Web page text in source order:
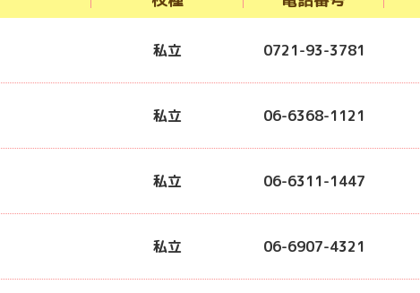
私立 0721-93-3781
私立 06-6368-1121
私立 06-6311-1447
私立 06-6907-4321